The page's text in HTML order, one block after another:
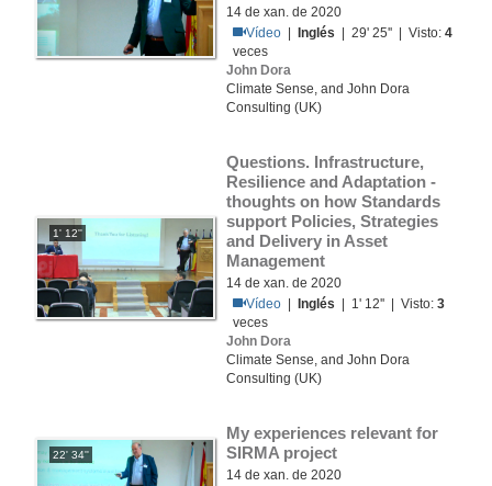
14 de xan. de 2020
Vídeo
Inglés | 29' 25'' | Visto:4
veces
John Dora
Climate Sense, and John Dora
Consulting (UK)
1' 12''
Questions. Infrastructure,
Resilience and Adaptation -
thoughts on how Standards
support Policies, Strategies
and Delivery in Asset
Management
14 de xan. de 2020
Vídeo
Inglés | 1' 12'' | Visto:3
veces
John Dora
Climate Sense, and John Dora
Consulting (UK)
22' 34''
My experiences relevant for
SIRMA project
14 de xan. de 2020